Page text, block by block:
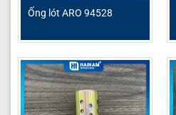
Ống lót ARO 94528